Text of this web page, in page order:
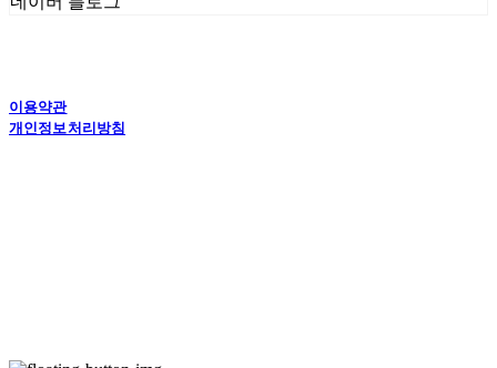
이용약관
개인정보처리방침